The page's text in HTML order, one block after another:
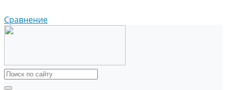
Сравнение